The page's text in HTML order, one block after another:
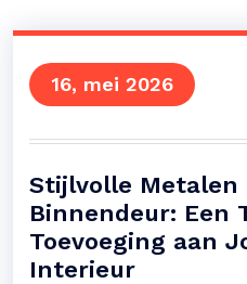
16, mei 2026
Stijlvolle Metalen
Binnendeur: Een
Toevoeging aan
Interieur